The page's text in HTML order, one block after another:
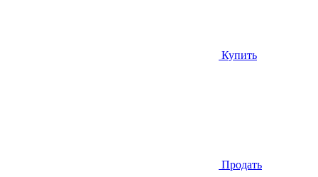
Купить
Продать